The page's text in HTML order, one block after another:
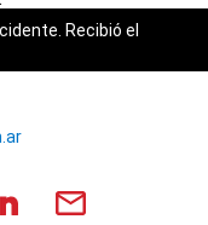
Recibió el